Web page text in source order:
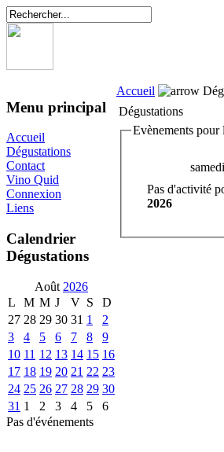
Menu principal
Accueil
Dégustations
Contact
Vino Quid
Connexion
Liens
Calendrier
Dégustations
Août 2026
L
M M J V S
D
27 28 29 30 31 1
2
3
4 5 6 7 8
9
10 11 12 13 14 15 16
17 18 19 20 21 22 23
24 25 26 27 28 29 30
31 1 2 3 4 5
6
Pas d'événements
Accueil
Dégustations
Evènements pour
Pas d'activité
2026